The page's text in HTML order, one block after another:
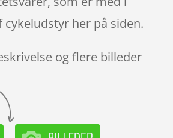
cykeludstyr her på siden.
og flere billeder